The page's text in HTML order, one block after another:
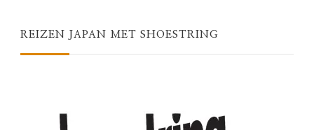
REIZEN JAPAN MET SHOESTRING